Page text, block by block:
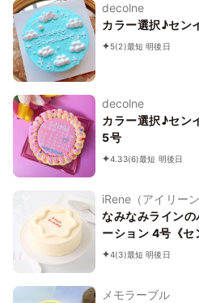
decolne
カラー選択♪セン
5(2)最短 明後日
decolne
カラー選択♪セン
5号
4.33(6)最短 明後日
iRene（アイリーン
なみなみライン
ーション 4号《セ
4(3)最短 明後日
メモラーブル